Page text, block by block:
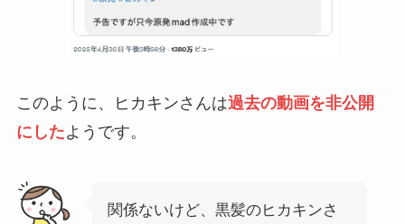
このように、ヒカキンさんは過去の動画を非公開
にしたようです。
関係ないけど、黒髪のヒカキンさ